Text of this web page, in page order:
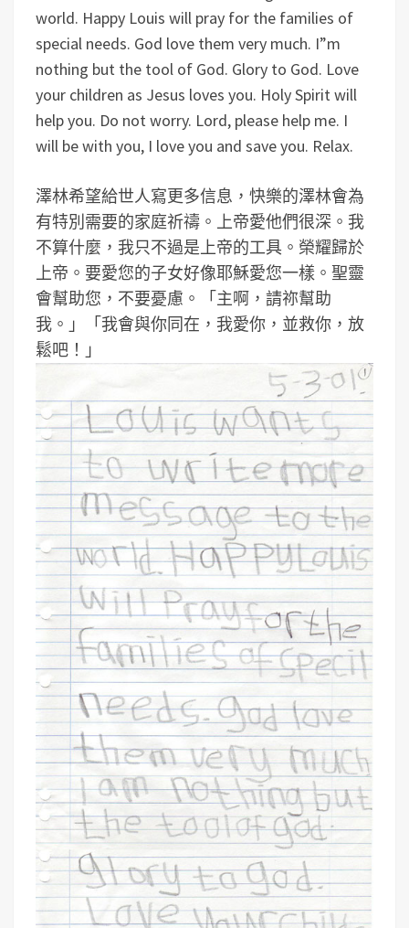
world. Happy Louis will pray for the families of
special needs. God love them very much. I”m
nothing but the tool of God. Glory to God. Love
your children as Jesus loves you. Holy Spirit will
help you. Do not worry. Lord, please help me. I
will be with you, I love you and save you. Relax.
澤林希望給世人寫更多信息，快樂的澤林會為
有特別需要的家庭祈禱。上帝愛他們很深。我
不算什麼，我只不過是上帝的工具。榮耀歸於
上帝。要愛您的子女好像耶穌愛您一樣。聖靈
會幫助您，不要憂慮。「主啊，請祢幫助
我。」「我會與你同在，我愛你，並救你，放
鬆吧！」